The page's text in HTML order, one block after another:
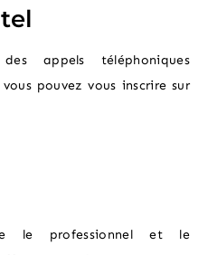
appels téléphoniques
pouvez vous inscrire sur
le professionnel et le